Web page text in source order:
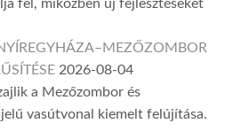
fel, miközben új fejlesztéseket
2026-08-04
a Mezőzombor és
vasútvonal kiemelt felújítása.